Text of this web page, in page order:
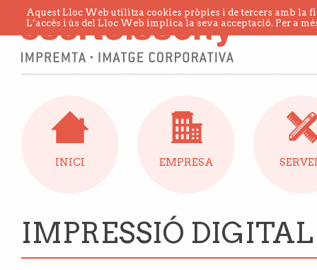
Aquest Lloc Web utilitza cookies pròpies i de tercers amb la
L’accés i ús del Lloc Web implica la seva acceptació. Per a
INICI EMPRESA
IMPRESSIÓ